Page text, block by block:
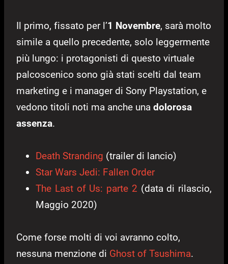
Il primo, fissato per l’1 Novembre, sarà molto
simile a quello precedente, solo leggermente
più lungo: i protagonisti di questo virtuale
palcoscenico sono già stati scelti dal team
marketing e i manager di Sony Playstation, e
vedono titoli noti ma anche una dolorosa
assenza.
Death Stranding (trailer di lancio)
Star Wars Jedi: Fallen Order
The Last of Us: parte 2 (data di rilascio,
Maggio 2020)
Come forse molti di voi avranno colto,
nessuna menzione di Ghost of Tsushima.